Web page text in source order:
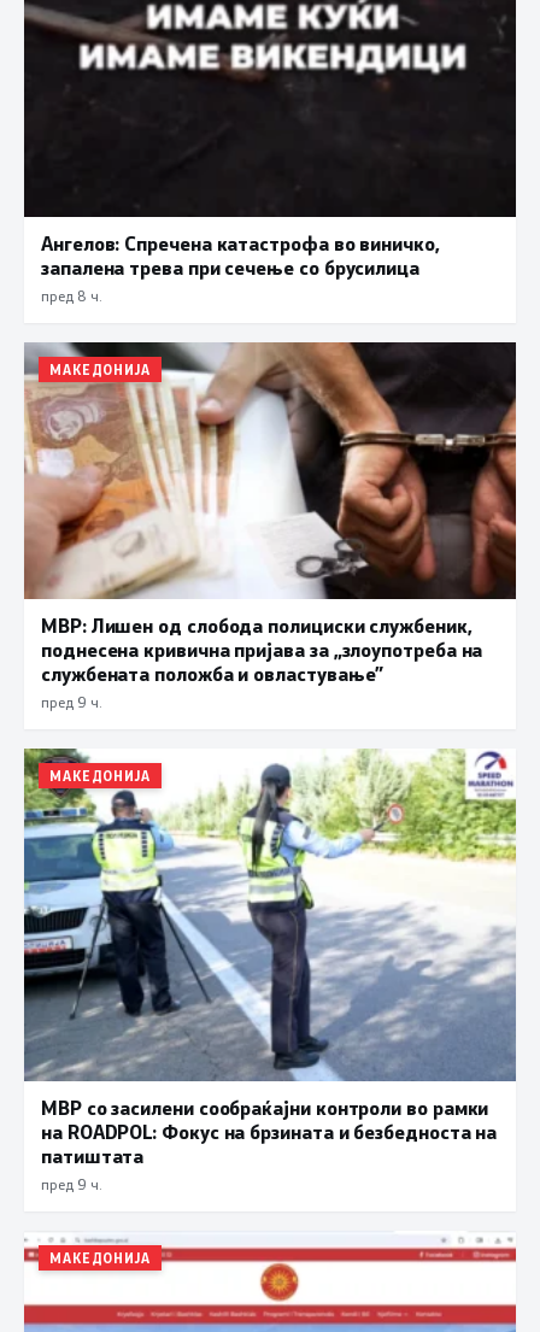
Ангелов: Спречена катастрофа во виничко,
запалена трева при сечење со брусилица
пред 8 ч.
МАКЕДОНИЈА
МВР: Лишен од слобода полициски службеник,
поднесена кривична пријава за „злоупотреба на
службената положба и овластување”
пред 9 ч.
МАКЕДОНИЈА
МВР со засилени сообраќајни контроли во рамки
на ROADPOL: Фокус на брзината и безбедноста на
патиштата
пред 9 ч.
МАКЕДОНИЈА